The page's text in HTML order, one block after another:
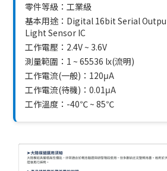
零件等級：工業級
基本用途：Digital 16bit Serial
Light Sensor IC
工作電壓：2.4V ~ 3.6V
測量範圍：1 ~ 65536 lx(流明)
工作電流(一般)：120μA
工作電流(待機)：0.01μA
工作溫度：-40℃ ~ 85℃